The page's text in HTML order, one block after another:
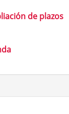
de plazos